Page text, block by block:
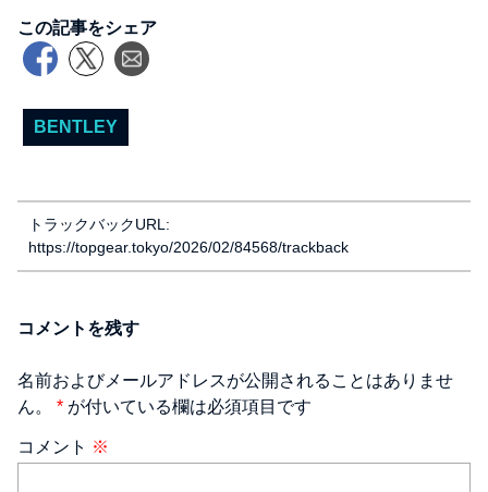
この記事をシェア
BENTLEY
トラックバックURL:
https://topgear.tokyo/2026/02/84568/trackback
コメントを残す
名前およびメールアドレスが公開されることはありませ
ん。 * が付いている欄は必須項目です
コメント ※